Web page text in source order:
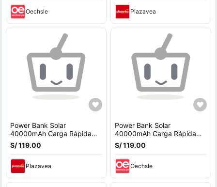
Oechsle Plazavea
Power Bank Solar
40000mAh Carga Rápida
22.5W Inalámbrico
Resistente IP65 Negro
S/ 119.00
Plazavea
Power Bank Solar
40000mAh Carga Rápida
22.5W Inalámbrico
Resistente IP65 Verde
S/ 119.00
Oechsle